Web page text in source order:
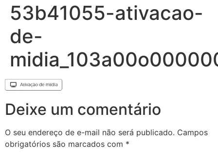
53b41055-ativacao-
de-
Deixe um comentário
O seu endereço de e-mail não será publicado. Campos
obrigatórios são marcados com *